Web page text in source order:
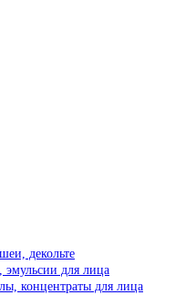
декольте
для лица
концентраты для лица